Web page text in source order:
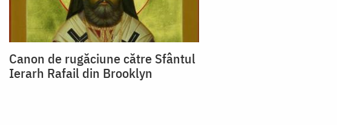
Canon de rugăciune către Sfântul
Ierarh Rafail din Brooklyn